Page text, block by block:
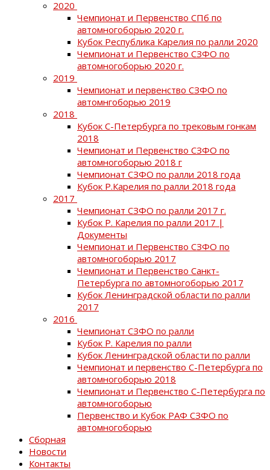
2020
Чемпионат и Первенство СПб по
автомногоборью 2020 г.
Кубок Республика Карелия по ралли 2020
Чемпионат и Первенство СЗФО по
автомногоборью 2020 г.
2019
Чемпионат и первенство СЗФО по
автомнгоборью 2019
2018
Кубок С-Петербурга по трековым гонкам
2018
Чемпионат и Первенство СЗФО по
автомногоборью 2018 г
Чемпионат СЗФО по ралли 2018 года
Кубок Р.Карелия по ралли 2018 года
2017
Чемпионат СЗФО по ралли 2017 г.
Кубок Р. Карелия по ралли 2017 |
Документы
Чемпионат и Первенство СЗФО по
автомногоборью 2017
Чемпионат и Первенство Санкт-
Петербурга по автомногоборью 2017
Кубок Ленинградской области по ралли
2017
2016
Чемпионат СЗФО по ралли
Кубок Р. Карелия по ралли
Кубок Ленинградской области по ралли
Чемпионат и первенство С-Петербурга по
автомногоборью 2018
Чемпионат и Первенство С-Петербурга по
автомногоборью
Первенство и Кубок РАФ СЗФО по
автомногоборью
Сборная
Новости
Контакты